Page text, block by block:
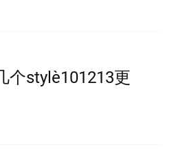
style（101213更